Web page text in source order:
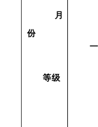
月
份
等级